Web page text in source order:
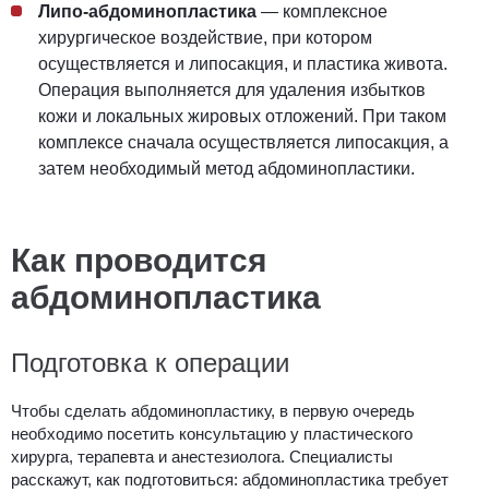
Липо-абдоминопластика — комплексное
хирургическое воздействие, при котором
осуществляется и липосакция, и пластика живота.
Операция выполняется для удаления избытков
кожи и локальных жировых отложений. При таком
комплексе сначала осуществляется липосакция, а
затем необходимый метод абдоминопластики.
Как проводится
абдоминопластика
Подготовка к операции
Чтобы сделать абдоминопластику, в первую очередь
необходимо посетить консультацию у пластического
хирурга, терапевта и анестезиолога. Специалисты
расскажут, как подготовиться: абдоминопластика требует